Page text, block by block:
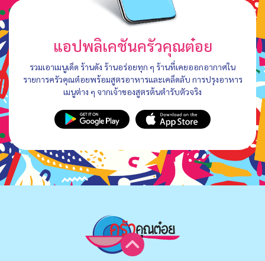
แอปพลิเคชันครัวคุณต๋อย
รวมเอาเมนูเด็ด ร้านดัง ร้านอร่อยทุก ๆ ร้านที่เคยออกอากาศใน
รายการครัวคุณต๋อยพร้อมสูตรอาหารและเคล็ดลับ การปรุงอาหาร
เมนูต่าง ๆ จากเจ้าของสูตรต้นตำรับตัวจริง